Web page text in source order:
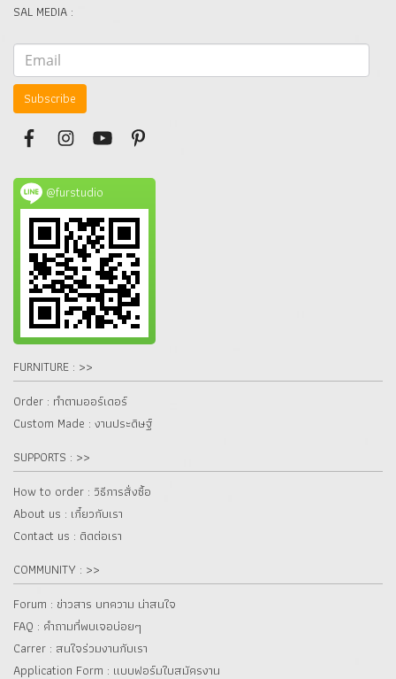
SAL MEDIA :
Subscribe
@furstudio
FURNITURE : >>
Order : ทำตามออร์เดอร์
Custom Made : งานประดิษฐ์
SUPPORTS : >>
How to order : วิธีการสั่งซื้อ
About us : เกี๋ยวกับเรา
Contact us : ติดต่อเรา
COMMUNITY : >>
Forum : ข่าวสาร บทความ น่าสนใจ
FAQ : คำถามที่พบเจอบ่อยๆ
Carrer : สนใจร่วมงานกับเรา
Application Form : แบบฟอร์มใบสมัครงาน